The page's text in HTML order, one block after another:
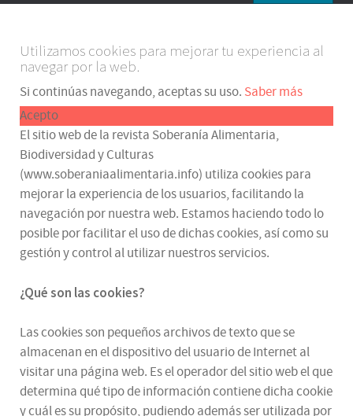
Utilizamos cookies para mejorar tu experiencia al
navegar por la web.
Si continúas navegando, aceptas su uso. Saber más
Acepto
El sitio web de la revista Soberanía Alimentaria,
Biodiversidad y Culturas
(www.soberaniaalimentaria.info) utiliza cookies para
mejorar la experiencia de los usuarios, facilitando la
navegación por nuestra web. Estamos haciendo todo lo
posible por facilitar el uso de dichas cookies, así como su
gestión y control al utilizar nuestros servicios.
¿Qué son las cookies?
Las cookies son pequeños archivos de texto que se
almacenan en el dispositivo del usuario de Internet al
visitar una página web. Es el operador del sitio web el que
determina qué tipo de información contiene dicha cookie
y cuál es su propósito, pudiendo además ser utilizada por